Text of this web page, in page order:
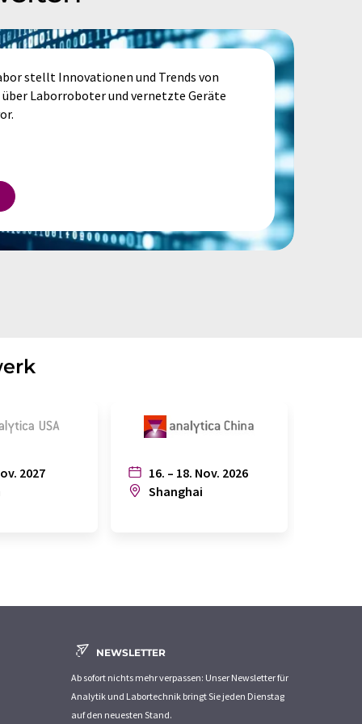
stellt Innovationen und Trends von
Laborroboter und vernetzte Geräte
2027
16. – 18. Nov. 2026
Shanghai
NEWSLETTER
Ab sofort nichts mehr verpassen: Unser Newsletter für
Analytik und Labortechnik bringt Sie jeden Dienstag
auf den neuesten Stand.